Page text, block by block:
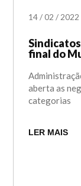
14/02/ 2022
final do
aberta as
categorias
LER MAIS